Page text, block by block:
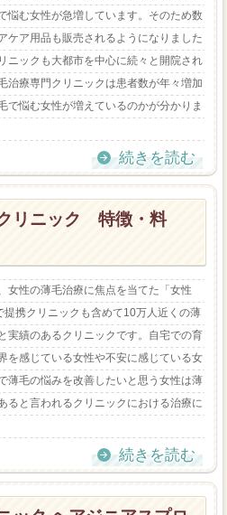
悩む女性が急増しています。そのため数
ケア用品も販売されるようになりました
ニックも大都市を中心に続々と開院され
治療専門クリニックは患者数が年々増加
で悩む女性が増えているのかが分かりま
続きを読む
リニック 特徴・料
女性の薄毛治療に焦点を当てた「女性
提携クリニックも含めて10万人近くの薄
実績のあるクリニックです。自宅での育
を感じている女性や不安に感じている女
薄毛の悩みを改善したいと思う女性は薄
ると言われるクリニックにおける治療に
続きを読む